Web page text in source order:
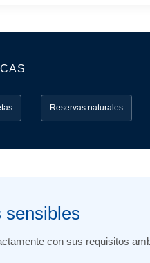
Reservas naturales
sensibles
con sus requisitos